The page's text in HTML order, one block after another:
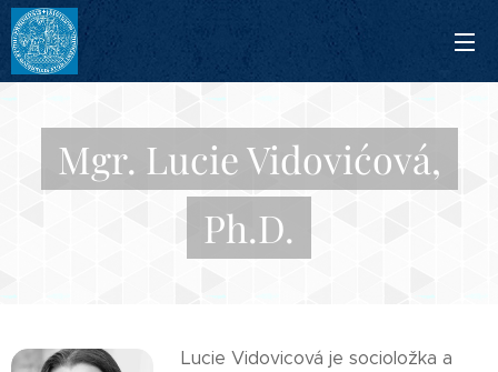
Mgr. Lucie Vidovićová,
Ph.D.
Lucie Vidovicová je socioložka a